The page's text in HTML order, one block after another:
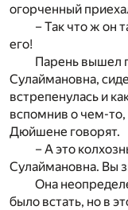
огорченный
– Так что ж он
его!
Парень вышел
Сулаймановна,
встрепенулась и
вспомнив о чем-то,
Дюйшене говорят.
– А это
Сулаймановна. Вы
Она
было встать, но в